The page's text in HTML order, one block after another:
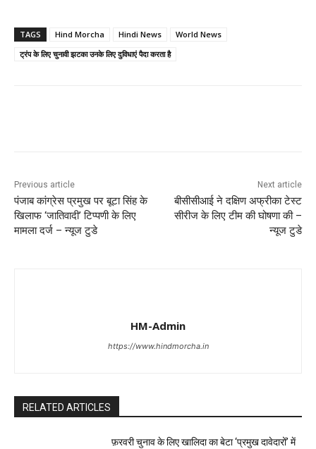
TAGS Hind Morcha Hindi News
World News
ट्रंप के लिए चुनावी झटका उनके लिए दुविधाएं पैदा करता है
Previous article
पंजाब कांग्रेस प्रमुख पर बूटा सिंह के
खिलाफ ‘जातिवादी’ टिप्पणी के लिए
मामला दर्ज – न्यूज टुडे
Next article
बीसीसीआई ने दक्षिण अफ्रीका टेस्ट
सीरीज के लिए टीम की घोषणा की –
न्यूज टुडे
HM-Admin
https://www.hindmorcha.in
RELATED ARTICLES
फ़रवरी चुनाव के लिए खालिदा का बेटा ‘प्रमुख दावेदारों’ में